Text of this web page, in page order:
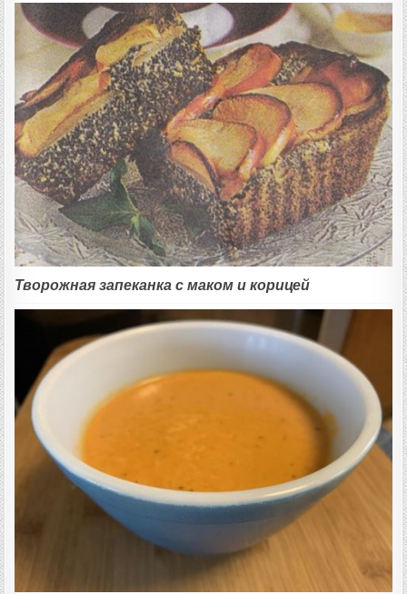
Творожная запеканка с маком и корицей